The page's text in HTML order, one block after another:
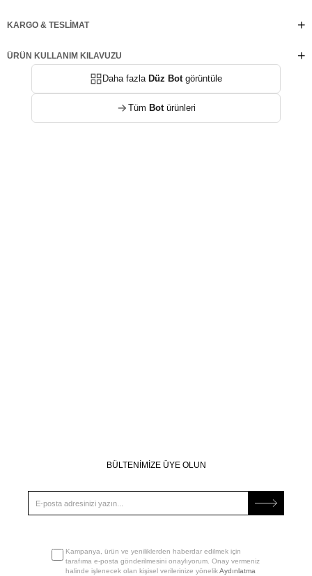
KARGO & TESLIMAT
ÜRÜN KULLANIM KILAVUZU
Daha fazla Düz Botgörüntüle
Tüm Bot ürünleri
BÜLTENİMİZE ÜYE OLUN
Kampanya, ürün ve yeniliklerden haberdar edilmek için
tarafıma e-posta gönderilmesini onaylıyorum. Onay vermeniz
halinde işlenecek olan kişisel verilerinize yönelikAydınlatma